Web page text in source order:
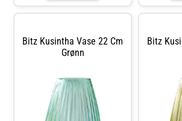
Bitz Kusintha Vase 22 Cm
Grønn
Bitz